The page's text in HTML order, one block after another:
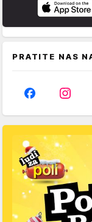
PRATITE NAS